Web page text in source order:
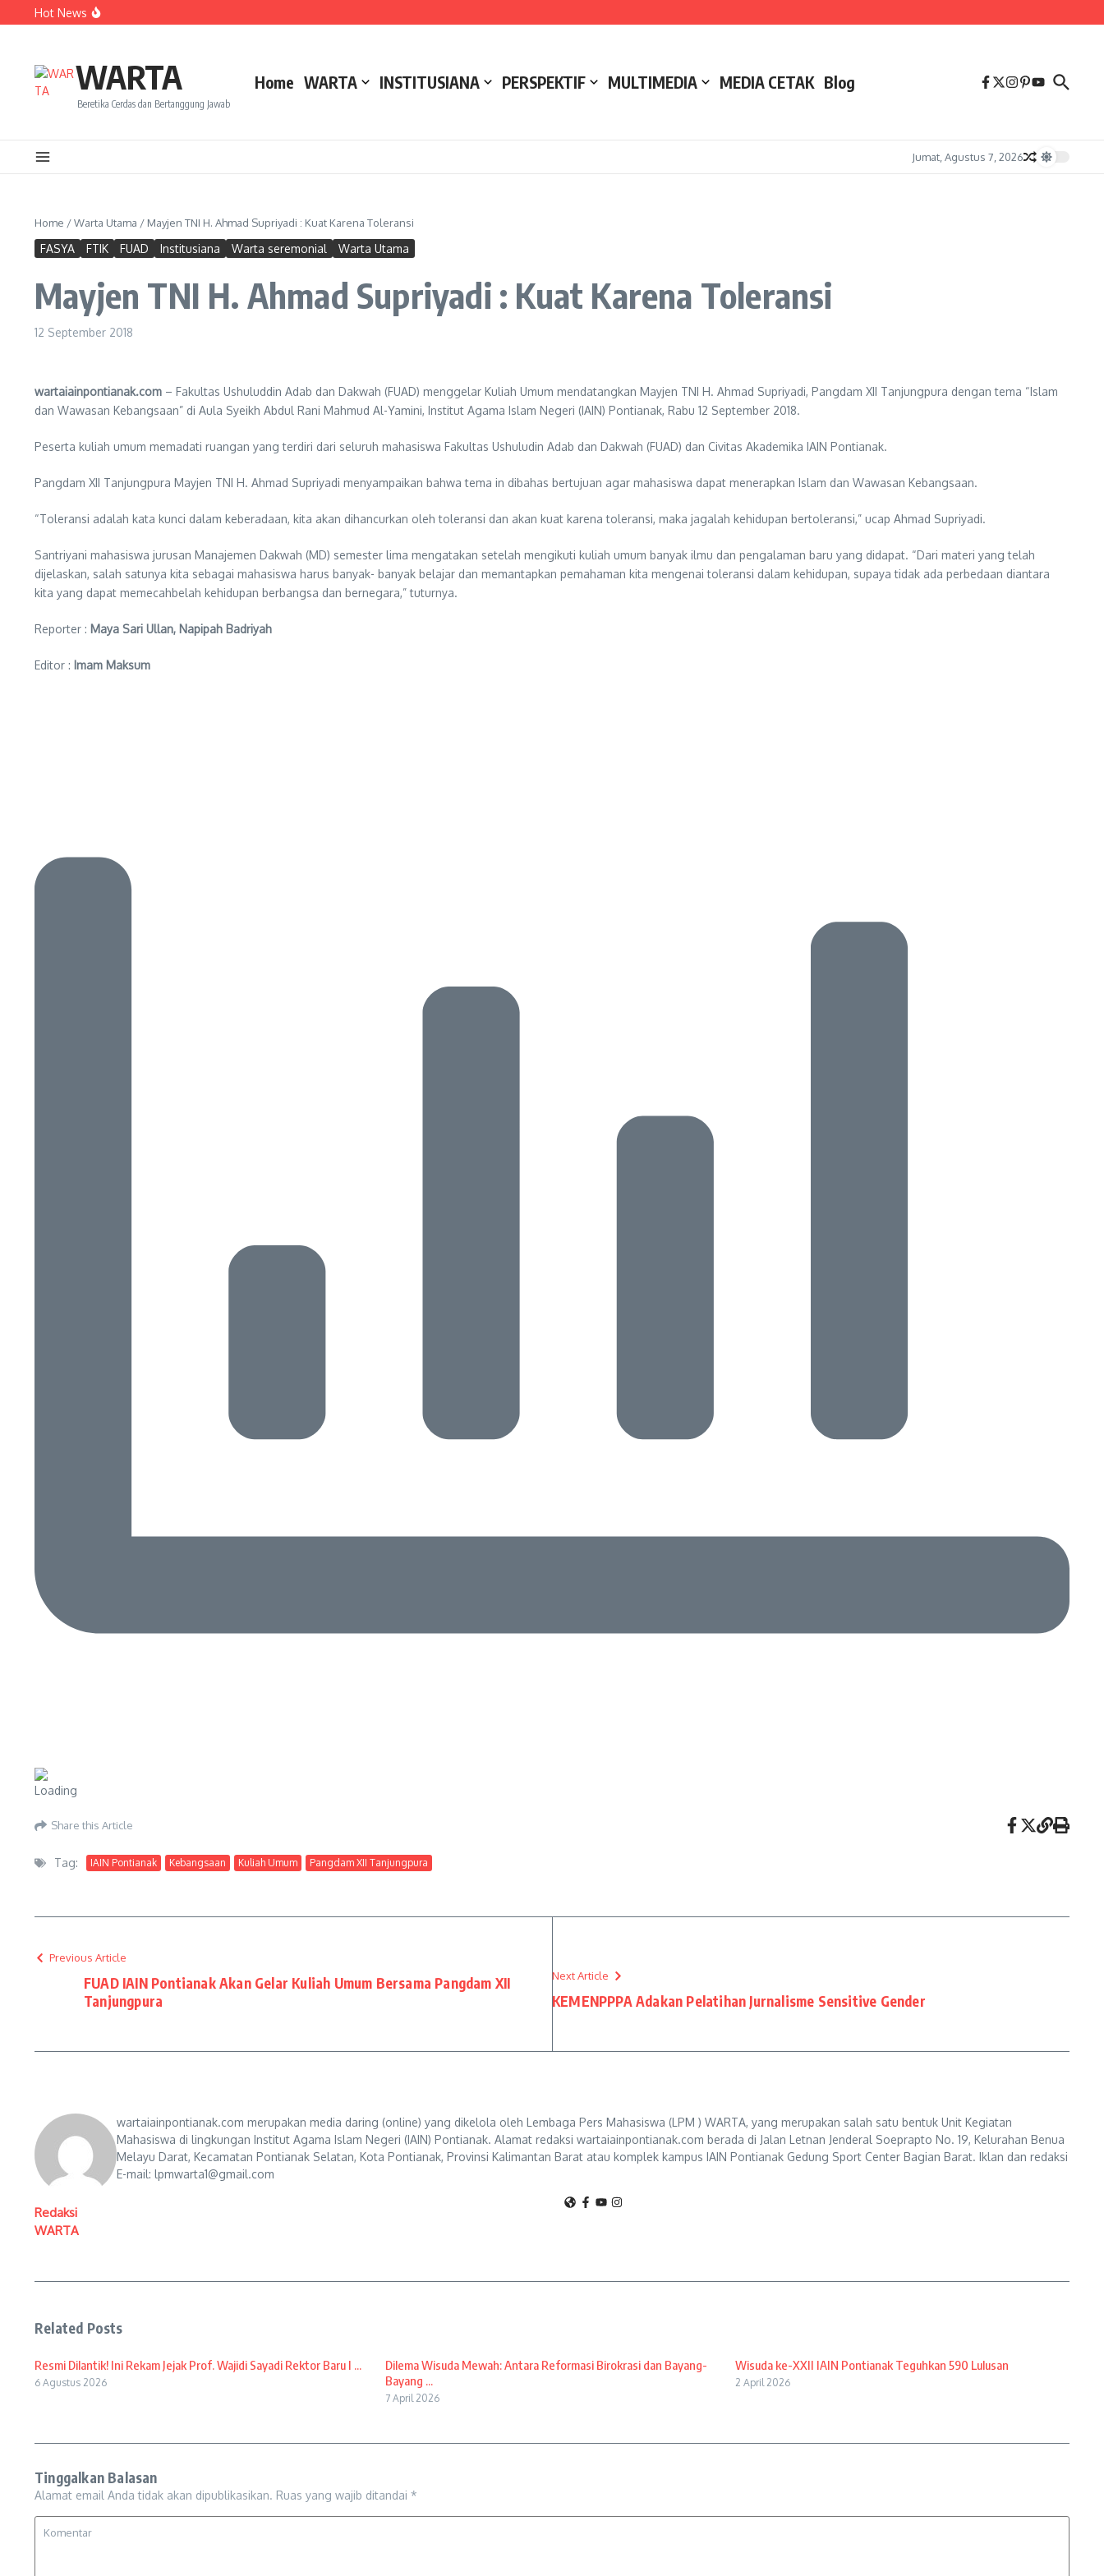
Lewati ke konten
Hot News
Amanah Baru Arskal Salim untuk Kemajuan IAIN Pontianak
WARTA
Beretika Cerdas dan Bertanggung Jawab
Home WARTA INSTITUSIANA PERSPEKTIF MULTIMEDIA MEDIA CETAK Blog
Jumat, Agustus 7, 2026
Home /Warta Utama / Mayjen TNI H. Ahmad Supriyadi : Kuat Karena Toleransi
FASYA FTIK FUAD Institusiana Warta seremonial Warta Utama
Mayjen TNI H. Ahmad Supriyadi : Kuat Karena Toleransi
12 September 2018
wartaiainpontianak.com – Fakultas Ushuluddin Adab dan Dakwah (FUAD) menggelar Kuliah Umum mendatangkan Mayjen TNI H. Ahmad Supriyadi, Pangdam XII Tanjungpura dengan tema “Islam
dan Wawasan Kebangsaan” di Aula Syeikh Abdul Rani Mahmud Al-Yamini, Institut Agama Islam Negeri (IAIN) Pontianak, Rabu 12 September 2018.
Peserta kuliah umum memadati ruangan yang terdiri dari seluruh mahasiswa Fakultas Ushuludin Adab dan Dakwah (FUAD) dan Civitas Akademika IAIN Pontianak.
Pangdam XII Tanjungpura Mayjen TNI H. Ahmad Supriyadi menyampaikan bahwa tema in dibahas bertujuan agar mahasiswa dapat menerapkan Islam dan Wawasan Kebangsaan.
“Toleransi adalah kata kunci dalam keberadaan, kita akan dihancurkan oleh toleransi dan akan kuat karena toleransi, maka jagalah kehidupan bertoleransi,” ucap Ahmad Supriyadi.
Santriyani mahasiswa jurusan Manajemen Dakwah (MD) semester lima mengatakan setelah mengikuti kuliah umum banyak ilmu dan pengalaman baru yang didapat. “Dari materi yang telah
dijelaskan, salah satunya kita sebagai mahasiswa harus banyak- banyak belajar dan memantapkan pemahaman kita mengenai toleransi dalam kehidupan, supaya tidak ada perbedaan diantara
kita yang dapat memecahbelah kehidupan berbangsa dan bernegara,” tuturnya.
Reporter : Maya Sari Ullan, Napipah Badriyah
Editor : Imam Maksum
Share this Article
Tag: IAIN Pontianak Kebangsaan Kuliah Umum Pangdam XII Tanjungpura
Previous Article
FUAD IAIN Pontianak Akan Gelar Kuliah Umum Bersama Pangdam XII
Tanjungpura
Next Article
KEMENPPPA Adakan Pelatihan Jurnalisme Sensitive Gender
Redaksi
WARTA
wartaiainpontianak.com merupakan media daring (online) yang dikelola oleh Lembaga Pers Mahasiswa (LPM ) WARTA, yang merupakan salah satu bentuk Unit Kegiatan
Mahasiswa di lingkungan Institut Agama Islam Negeri (IAIN) Pontianak. Alamat redaksi wartaiainpontianak.com berada di Jalan Letnan Jenderal Soeprapto No. 19, Kelurahan Benua
Melayu Darat, Kecamatan Pontianak Selatan, Kota Pontianak, Provinsi Kalimantan Barat atau komplek kampus IAIN Pontianak Gedung Sport Center Bagian Barat. Iklan dan redaksi
E-mail: lpmwarta1@gmail.com
Related Posts
Resmi Dilantik! Ini Rekam Jejak Prof. Wajidi Sayadi Rektor Baru I ...
6 Agustus 2026
Dilema Wisuda Mewah: Antara Reformasi Birokrasi dan Bayang-
Bayang ...
7 April 2026
Wisuda ke-XXII IAIN Pontianak Teguhkan 590 Lulusan
2 April 2026
Tinggalkan Balasan
Alamat email Anda tidak akan dipublikasikan. Ruas yang wajib ditandai *